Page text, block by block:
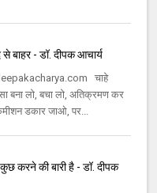
से बाहर - डॉ. दीपक आचार्य
चाहे
बना लो, बचा लो, अतिक्रमण कर
डकार जाओ, पर...
करने की बारी है - डॉ. दीपक